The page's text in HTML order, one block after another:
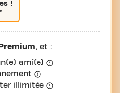
!
Premium, et :
ami(e)
illimitée